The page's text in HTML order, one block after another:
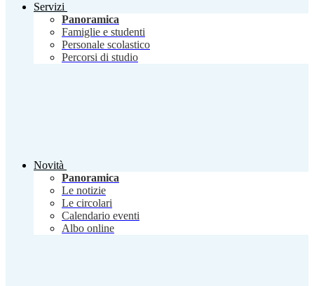
Servizi
Panoramica
Famiglie e studenti
Personale scolastico
Percorsi di studio
Novità
Panoramica
Le notizie
Le circolari
Calendario eventi
Albo online